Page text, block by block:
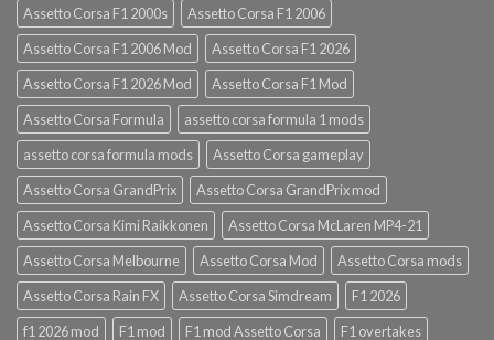
Assetto Corsa F1 2000s
Assetto Corsa F1 2006
Assetto Corsa F1 2006 Mod
Assetto Corsa F1 2026
Assetto Corsa F1 2026 Mod
Assetto Corsa F1 Mod
Assetto Corsa Formula
assetto corsa formula 1 mods
assetto corsa formula mods
Assetto Corsa gameplay
Assetto Corsa GrandPrix
Assetto Corsa GrandPrix mod
Assetto Corsa Kimi Raikkonen
Assetto Corsa McLaren MP4-21
Assetto Corsa Melbourne
Assetto Corsa Mod
Assetto Corsa mods
Assetto Corsa Rain FX
Assetto Corsa Simdream
F1 2026
f1 2026 mod
F1 mod F1 mod Assetto Corsa F1 overtakes